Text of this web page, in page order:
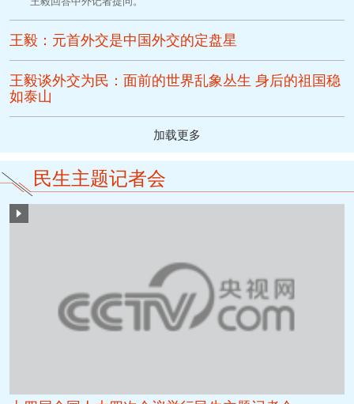
王毅：元首外交是中国外交的定盘星
王毅谈外交为民：面前的世界乱象丛生 身后的祖国稳
如泰山
加载更多
民生主题记者会